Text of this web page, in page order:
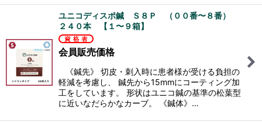
ユニコディスポ鍼 Ｓ８Ｐ （００番〜８番）
２４０本 【１〜９箱】
会員販売価格
《鍼先》 切皮・刺入時に患者様が受ける負担の
軽減を考慮し、 鍼先から15mmにコーティング加
工をしています。 形状はユニコ鍼の基準の松葉型
に近いなだらかなカーブ。 《鍼体》…